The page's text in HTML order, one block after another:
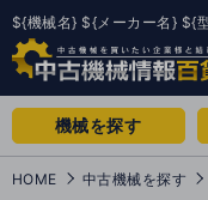
${機械名} ${メーカー名} ${
機械を探す
HOME 中古機械を探す